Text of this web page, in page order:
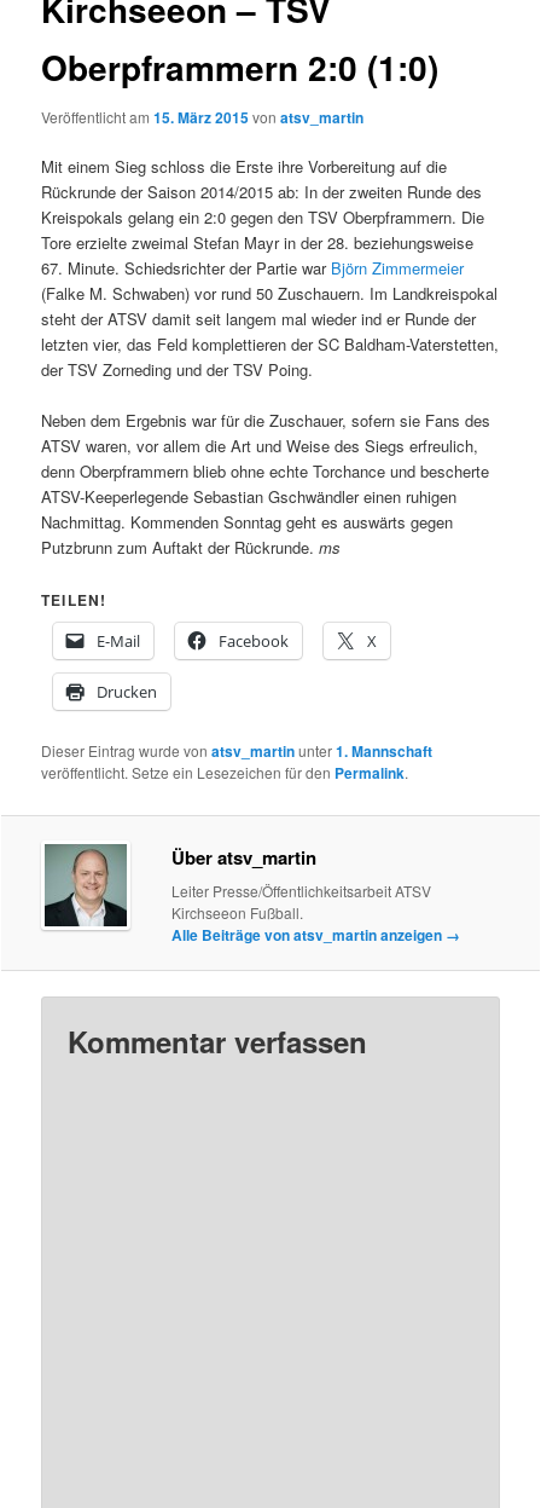
Oberpframmern 2:0 (1:0)
Veröffentlicht am15. März 2015vonatsv_martin
Mit einem Sieg schloss die Erste ihre Vorbereitung auf die
Rückrunde der Saison 2014/2015 ab: In der zweiten Runde des
Kreispokals gelang ein 2:0 gegen den TSV Oberpframmern. Die
Tore erzielte zweimal Stefan Mayr in der 28. beziehungsweise
67. Minute. Schiedsrichter der Partie war Björn Zimmermeier
(Falke M. Schwaben) vor rund 50 Zuschauern. Im Landkreispokal
steht der ATSV damit seit langem mal wieder ind er Runde der
letzten vier, das Feld komplettieren der SC Baldham-Vaterstetten,
der TSV Zorneding und der TSV Poing.
Neben dem Ergebnis war für die Zuschauer, sofern sie Fans des
ATSV waren, vor allem die Art und Weise des Siegs erfreulich,
denn Oberpframmern blieb ohne echte Torchance und bescherte
ATSV-Keeperlegende Sebastian Gschwändler einen ruhigen
Nachmittag. Kommenden Sonntag geht es auswärts gegen
Putzbrunn zum Auftakt der Rückrunde.ms
TEILEN!
E-Mail
Facebook X
Drucken
Dieser Eintrag wurde vonatsv_martinunter1. Mannschaft
veröffentlicht. Setze ein Lesezeichen für den Permalink.
Über atsv_martin
Leiter Presse/Öffentlichkeitsarbeit ATSV
Kirchseeon Fußball.
Alle Beiträge von atsv_martin anzeigen →
Kommentar verfassen